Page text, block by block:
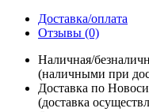
Доставка/оплата
Отзывы (0)
Наличная/
(наличными при
Доставка по
(доставка